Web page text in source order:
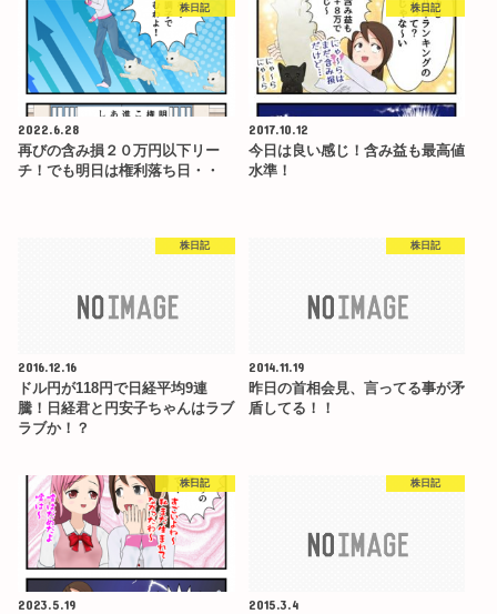
株日記
2022.6.28
再びの含み損２０万円以下リー
チ！でも明日は権利落ち日・・
株日記
2017.10.12
今日は良い感じ！含み益も最高値
水準！
株日記
2016.12.16
ドル円が118円で日経平均9連
騰！日経君と円安子ちゃんはラブ
ラブか！？
株日記
2014.11.19
昨日の首相会見、言ってる事が矛
盾してる！！
株日記
2023.5.19
株日記
2015.3.4